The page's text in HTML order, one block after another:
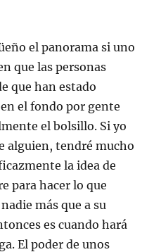
el panorama si uno
que las personas
que han estado
el fondo por gente
el bolsillo. Si yo
alguien, tendré mucho
la idea de
para hacer lo que
más que a su
es cuando hará
El poder de unos